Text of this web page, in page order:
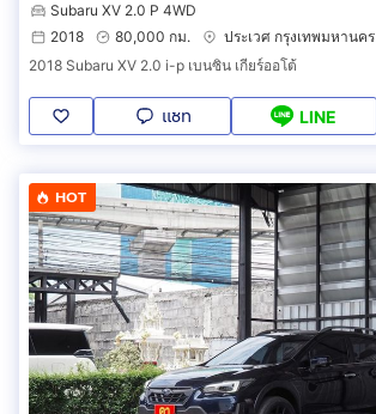
Subaru XV 2.0 P 4WD
2018
80,000 กม.
ประเวศ กรุงเทพมหานคร
2018 Subaru XV 2.0 i-p เบนซิน เกียร์ออโต้
แชท LINE
HOT